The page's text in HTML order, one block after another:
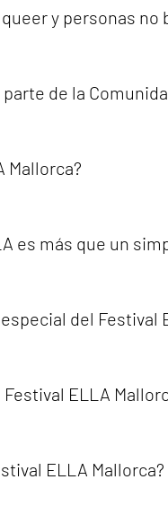
forman
y personas
la
merece sentirse
de la
música, charlas,
manera real, humana y
Mallorca?
fiestas,
la visibilidad, el
es más que un
compartir
conexión y
del Festival
de encuentro
y el crecimiento
ELLA
excursiones,
ELLA Mallorca?